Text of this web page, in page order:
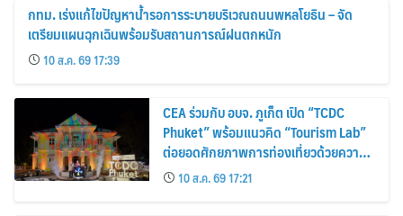
กทม. เร่งแก้ไขปัญหาน้ำรอการระบายบริเวณถนนพหลโยธิน – จัด
เตรียมแผนฉุกเฉินพร้อมรับสถานการณ์ฝนตกหนัก
10 ส.ค. 69 17:39
CEA ร่วมกับ อบจ. ภูเก็ต เปิด “TCDC
Phuket” พร้อมแนวคิด “Tourism Lab”
ต่อยอดศักยภาพการท่องเที่ยวด้วยความ
คิดสร้างสรรค์ ขับเคลื่อนเศรษฐกิจ
สร้างสรรค์ของภูเก็ต
10 ส.ค. 69 17:21